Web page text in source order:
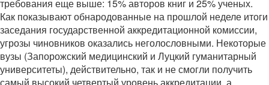
требования еще выше: 15% авторов книг и 25% ученых.
Как показывают обнародованные на прошлой неделе итоги
заседания государственной аккредитационной комиссии,
угрозы чиновников оказались неголословными. Некоторые
вузы (Запорожский медицинский и Луцкий гуманитарный
университеты), действительно, так и не смогли получить